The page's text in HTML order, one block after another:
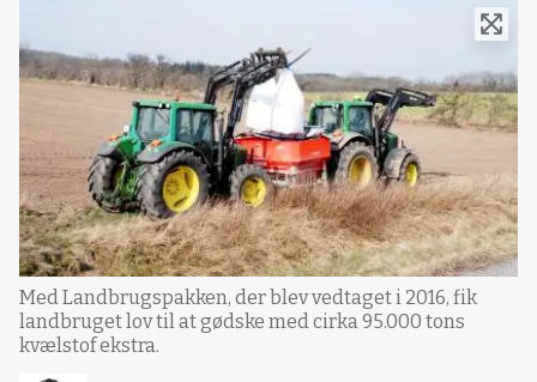
Med Landbrugspakken, der blev vedtaget i 2016, fik
landbruget lov til at gødske med cirka 95.000 tons
kvælstof ekstra.